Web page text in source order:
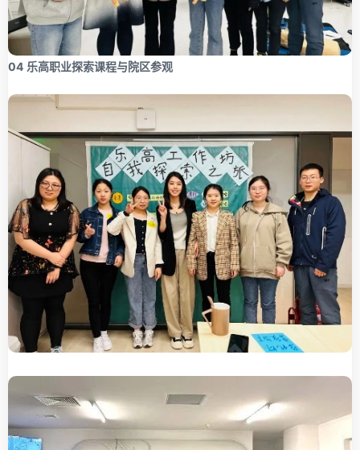
04 乐高职业探索课程与院区参观